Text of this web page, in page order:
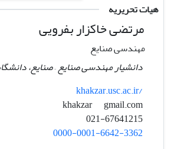
هیات تحریریه
مرتضی خاکزار بفرویی
مهندسی صنایع
دانشیار مهندسی صنایع – صنایع،
khakzar.usc.ac.ir/
gmail.com
0000-0001-6642-3362